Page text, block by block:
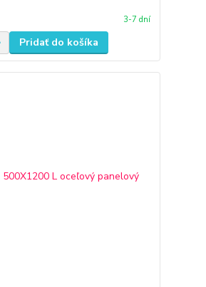
3-7 dní
Pridať do košíka